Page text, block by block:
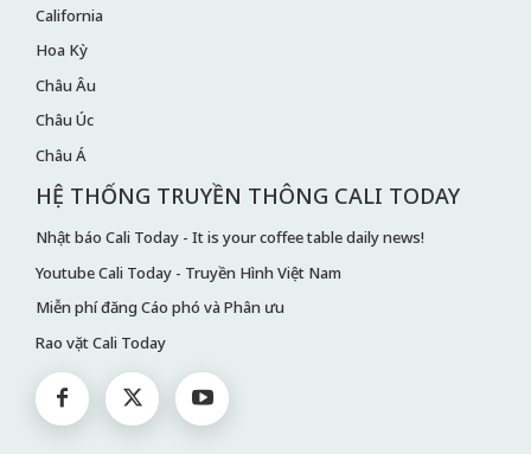
California
Hoa Kỳ
Châu Âu
Châu Úc
Châu Á
HỆ THỐNG TRUYỀN THÔNG CALI TODAY
Nhật báo Cali Today - It is your coffee table daily news!
Youtube Cali Today - Truyền Hình Việt Nam
Miễn phí đăng Cáo phó và Phân ưu
Rao vặt Cali Today